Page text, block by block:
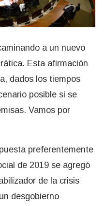
a un nuevo
Esta afirmación
dados los tiempos
posible si se
Vamos por
preferentemente
de 2019 se agregó
de la crisis
desgobierno